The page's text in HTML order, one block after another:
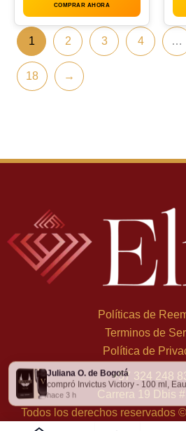
COMPRAR AHORA
1 2 3 4 …
18 →
Políticas de
Terminos de
Política de
+57 324 248
Carrera 19 Dbis
Todos los derechos reservados
Juliana O. de Bogotá
compró Invictus Victory - 100 ml,
hace 3 h